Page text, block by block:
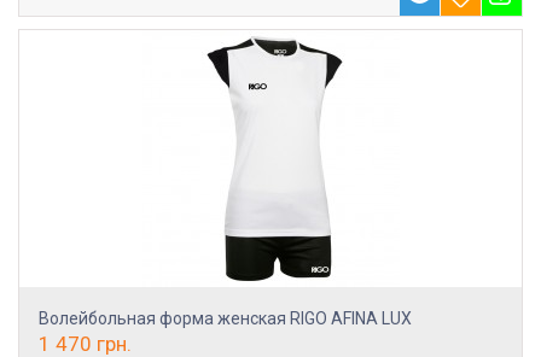
Волейбольная форма женская RIGO AFINA LUX
1 470 грн.